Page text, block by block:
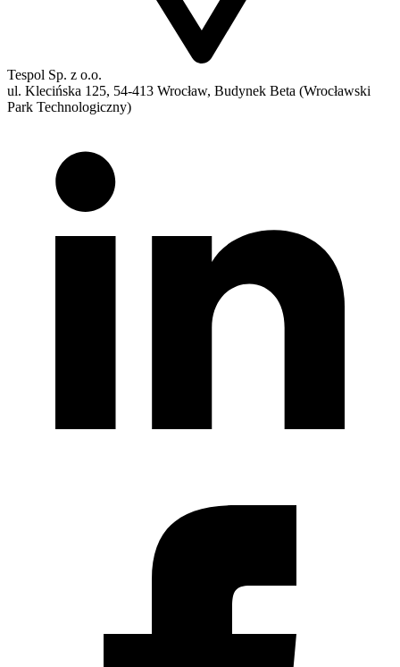
Tespol Sp. z o.o.
ul. Klecińska 125, 54-413 Wrocław, Budynek Beta (Wrocławski
Park Technologiczny)